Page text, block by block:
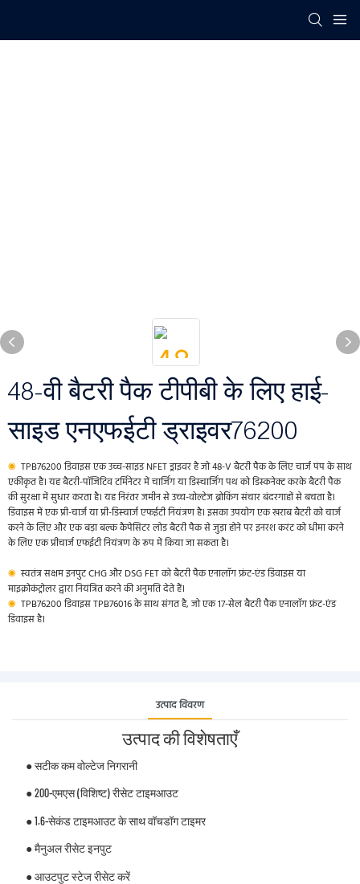
48-वी बैटरी पैक टीपीबी के लिए हाई-
साइड एनएफईटी ड्राइवर76200
◉ TPB76200 डिवाइस एक उच्च-साइड NFET ड्राइवर है जो 48-V बैटरी पैक के लिए चार्ज पंप के साथ
एकीकृत है। यह बैटरी-पॉजिटिव टर्मिनेटर में चार्जिंग या डिस्चार्जिंग पथ को डिस्कनेक्ट करके बैटरी पैक
की सुरक्षा में सुधार करता है। यह निरंतर जमीन से उच्च-वोल्टेज ब्रोकिंग संचार बंदरगाहों से बचता है।
डिवाइस में एक प्री-चार्ज या प्री-डिस्चार्ज एफईटी नियंत्रण है। इसका उपयोग एक खराब बैटरी को चार्ज
करने के लिए और एक बड़ा बल्क कैपेसिटर लोड बैटरी पैक से जुड़ा होने पर इनरश करंट को धीमा करने
के लिए एक प्रीचार्ज एफईटी नियंत्रण के रूप में किया जा सकता है।
◉ स्वतंत्र सक्षम इनपुट CHG और DSG FET को बैटरी पैक एनालॉग फ्रंट-एंड डिवाइस या
माइक्रोकंट्रोलर द्वारा नियंत्रित करने की अनुमति देते हैं।
◉ TPB76200 डिवाइस TPB76016 के साथ संगत है, जो एक 17-सेल बैटरी पैक एनालॉग फ्रंट-एंड
डिवाइस है।
उत्पाद विवरण
उत्पाद की विशेषताएँ
● सटीक कम वोल्टेज निगरानी
● 200-एमएस (विशिष्ट) रीसेट टाइमआउट
● 1.6-सेकंड टाइमआउट के साथ वॉचडॉग टाइमर
● मैनुअल रीसेट इनपुट
● आउटपुट स्टेज रीसेट करें